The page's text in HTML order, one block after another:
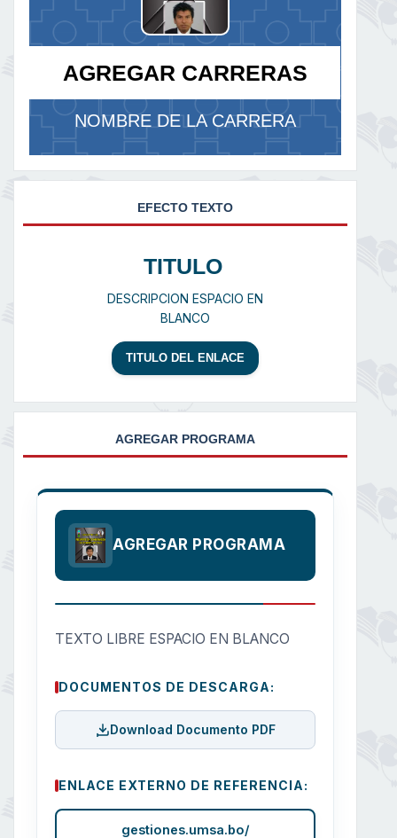
AGREGAR CARRERAS
NOMBRE DE LA CARRERA
EFECTO TEXTO
TITULO
DESCRIPCION ESPACIO EN
BLANCO
TITULO DEL ENLACE
AGREGAR PROGRAMA
AGREGAR PROGRAMA
TEXTO LIBRE ESPACIO EN BLANCO
DOCUMENTOS DE DESCARGA:
Download Documento PDF
ENLACE EXTERNO DE REFERENCIA:
gestiones.umsa.bo/